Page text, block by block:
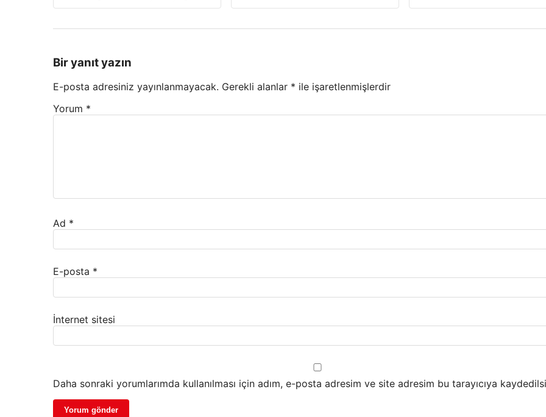
Bir yanıt yazın
E-posta adresiniz yayınlanmayacak. Gerekli alanlar * ile işaretlenmişlerdir
Yorum *
Ad *
E-posta *
İnternet sitesi
Daha sonraki yorumlarımda kullanılması için adım, e-posta adresim ve site adresim bu tarayıcıya